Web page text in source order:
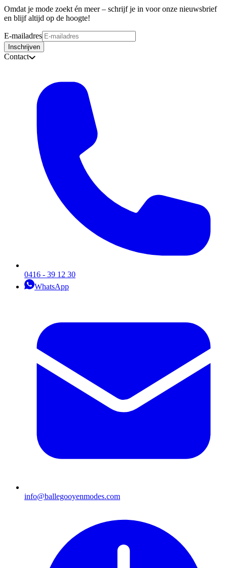
Omdat je mode zoekt én meer – schrijf je in voor onze nieuwsbrief
en blijf altijd op de hoogte!
E-mailadres
Inschrijven
Contact
0416 - 39 12 30
WhatsApp
info@ballegooyenmodes.com